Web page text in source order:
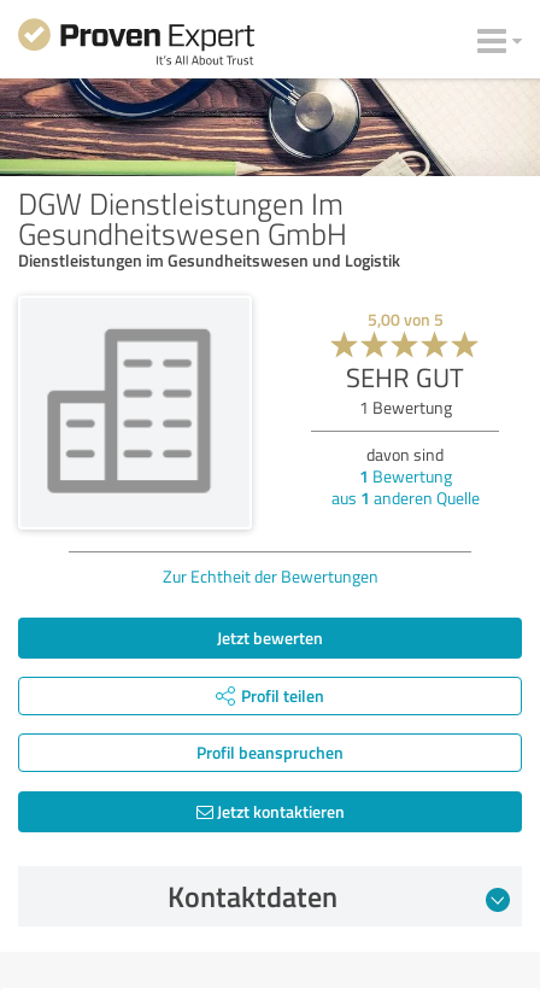
DGW Dienstleistungen Im
Gesundheitswesen GmbH
Dienstleistungen im Gesundheitswesen und Logistik
5,00von 5
SEHR GUT
1 Bewertung
davon sind
1 Bewertung
aus 1 anderen Quelle
Zur Echtheit der Bewertungen
Jetzt bewerten
Profil teilen
Profil beanspruchen
Jetzt kontaktieren
Kontaktdaten